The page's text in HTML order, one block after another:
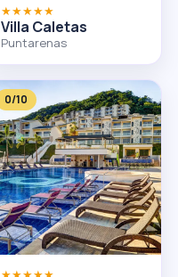
★★★★★
Villa Caletas
Puntarenas
0/10